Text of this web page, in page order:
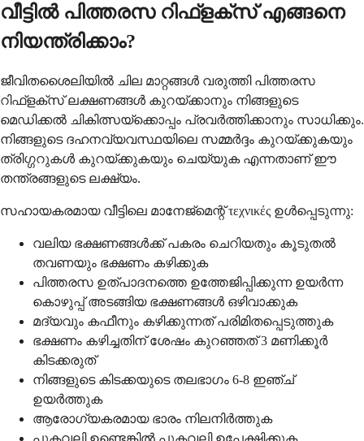
വീട്ടില്‍ പിത്തരസ റിഫ്‌ളക്‌സ് എങ്ങനെ
നിയന്ത്രിക്കാം?
ജീവിതശൈലിയില്‍ ചില മാറ്റങ്ങള്‍ വരുത്തി പിത്തരസ
റിഫ്‌ളക്‌സ് ലക്ഷണങ്ങള്‍ കുറയ്ക്കാനും നിങ്ങളുടെ
മെഡിക്കല്‍ ചികിത്സയ്‌ക്കൊപ്പം പ്രവര്‍ത്തിക്കാനും സാധിക്കും.
നിങ്ങളുടെ ദഹനവ്യവസ്ഥയിലെ സമ്മര്‍ദ്ദം കുറയ്ക്കുകയും
ത്രിഗ്ഗറുകള്‍ കുറയ്ക്കുകയും ചെയ്യുക എന്നതാണ് ഈ
തന്ത്രങ്ങളുടെ ലക്ഷ്യം.
സഹായകരമായ വീട്ടിലെ മാനേജ്‌മെന്റ് τεχνικές ഉള്‍പ്പെടുന്നു:
വലിയ ഭക്ഷണങ്ങള്‍ക്ക് പകരം ചെറിയതും കൂടുതല്‍
തവണയും ഭക്ഷണം കഴിക്കുക
പിത്തരസ ഉത്പാദനത്തെ ഉത്തേജിപ്പിക്കുന്ന ഉയര്‍ന്ന
കൊഴുപ്പ് അടങ്ങിയ ഭക്ഷണങ്ങള്‍ ഒഴിവാക്കുക
മദ്യവും കഫീനും കഴിക്കുന്നത് പരിമിതപ്പെടുത്തുക
ഭക്ഷണം കഴിച്ചതിന് ശേഷം കുറഞ്ഞത് 3 മണിക്കൂര്‍
കിടക്കരുത്
നിങ്ങളുടെ കിടക്കയുടെ തലഭാഗം 6-8 ഇഞ്ച്
ഉയര്‍ത്തുക
ആരോഗ്യകരമായ ഭാരം നിലനിര്‍ത്തുക